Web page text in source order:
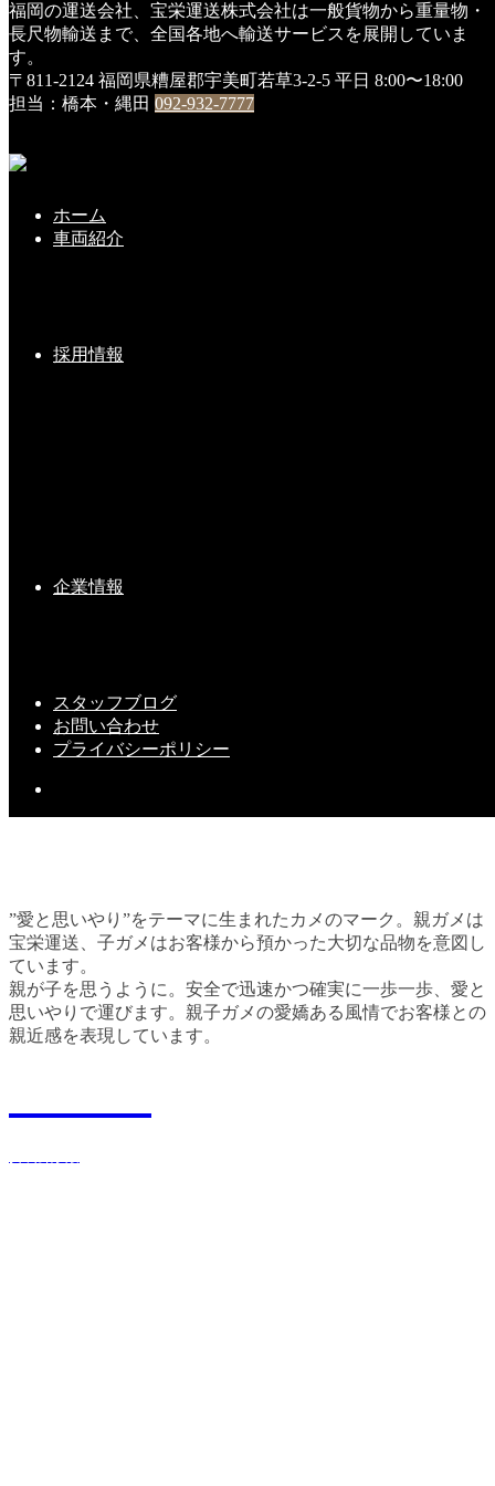
福岡の運送会社、宝栄運送株式会社は一般貨物から重量物・
長尺物輸送まで、全国各地へ輸送サービスを展開していま
す。
〒811-2124 福岡県糟屋郡宇美町若草3-2-5 平日 8:00〜18:00
担当：橋本・縄田 092-932-7777
ホーム
車両紹介
採用情報
企業情報
スタッフブログ
お問い合わせ
プライバシーポリシー
HOME
DSC01107
DSC01107
こちらの記事もどうぞ
2018-11-28(Wed)
”愛と思いやり”をテーマに生まれたカメのマーク。親ガメは
宝栄運送、子ガメはお客様から預かった大切な品物を意図し
ています。
親が子を思うように。安全で迅速かつ確実に一歩一歩、愛と
思いやりで運びます。親子ガメの愛嬌ある風情でお客様との
親近感を表現しています。